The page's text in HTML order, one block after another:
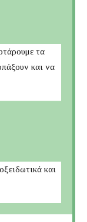
τα
και να
και